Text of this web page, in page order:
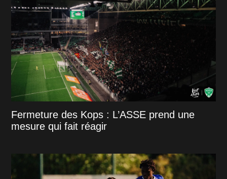
Fermeture des Kops : L’ASSE prend une
mesure qui fait réagir